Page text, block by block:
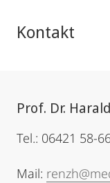
Kontakt
Prof. Dr.
Tel.: 06421 58-
Mail: